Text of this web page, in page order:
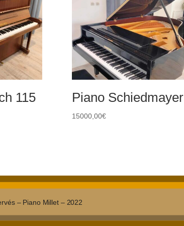
115
Piano Schiedmayer
15000,00€
– Piano Millet – 2022